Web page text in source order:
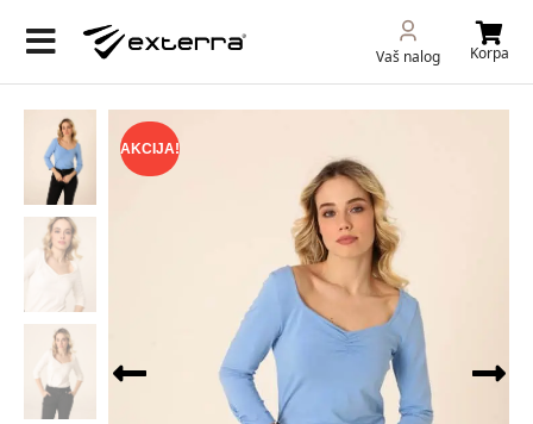
Vaš nalog Korpa
AKCIJA!